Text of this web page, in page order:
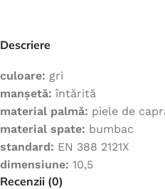
Tricouri
Pelerine
Costume
Halate
Descriere
culoare: gri
manșetă: întărită
material palmă: piele de
material spate: bumbac
standard: EN 388 2121X
dimensiune: 10,5
Recenzii (0)